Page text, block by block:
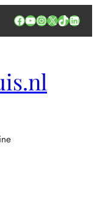
Facebook
YouTube
Instagram
X TikTok